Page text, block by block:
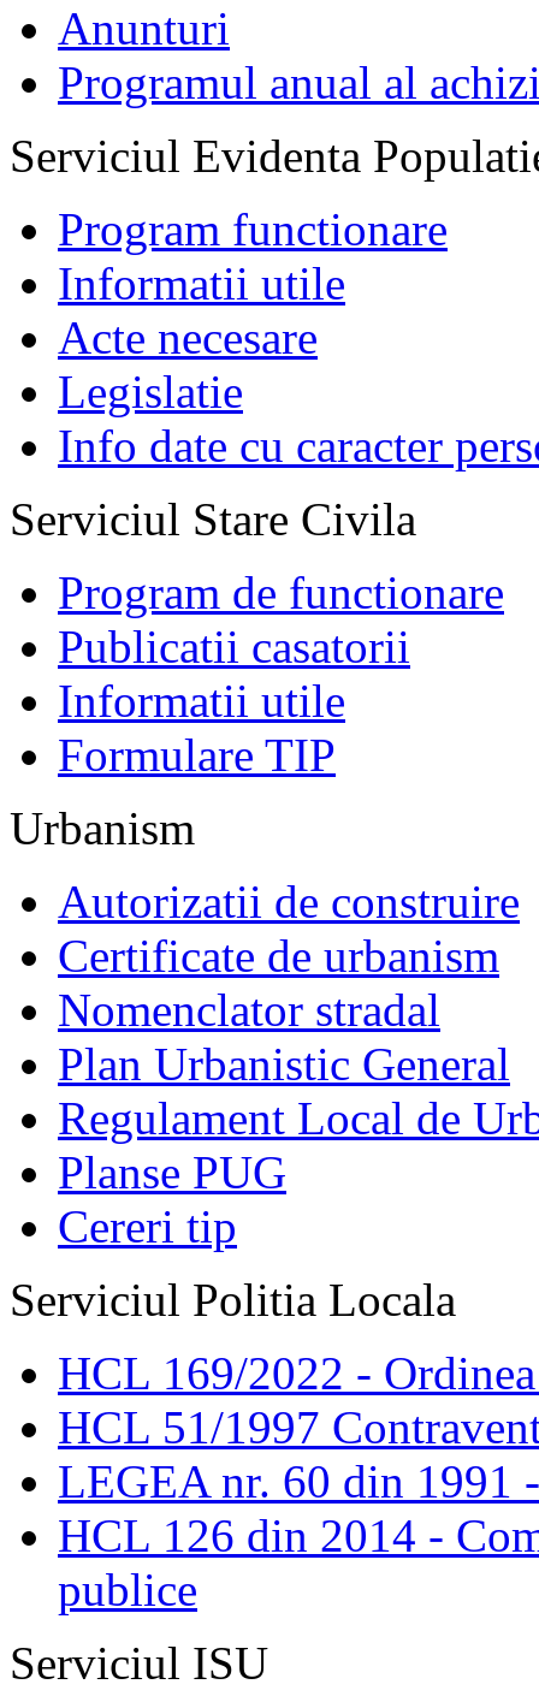
Anunturi
Programul anual al
Serviciul Evidenta
Program functionare
Informatii utile
Acte necesare
Legislatie
Info date cu caracter
Serviciul Stare Civila
Program de functionare
Publicatii casatorii
Informatii utile
Formulare TIP
Urbanism
Autorizatii de construire
Certificate de urbanism
Nomenclator stradal
Plan Urbanistic General
Regulament Local de
Planse PUG
Cereri tip
Serviciul Politia Locala
HCL 169/2022 -
HCL 51/1997
LEGEA nr. 60 din 1991
HCL 126 din 2014 -
publice
Serviciul ISU